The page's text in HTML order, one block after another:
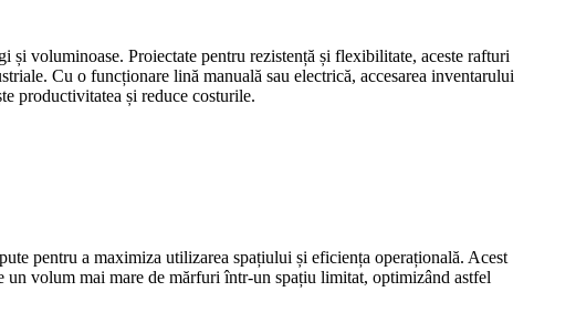
voluminoase. Proiectate pentru rezistență și flexibilitate, aceste rafturi
Cu o funcționare lină manuală sau electrică, accesarea inventarului
productivitatea și reduce costurile.
pentru a maximiza utilizarea spațiului și eficiența operațională. Acest
un volum mai mare de mărfuri într-un spațiu limitat, optimizând astfel